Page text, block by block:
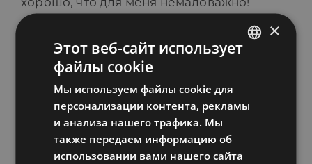
ВЕЧЕР. После обеда выглянуло даже
солнце и озарило Loodus Bio Spa парк
своим золотым светом.
Сложила вещи, отнесла сумки в машину и
поехала назад к будням.
RUSSIAN
LATVIAN
×
Этот веб-сайт использует
файлы cookie
Мы используем файлы cookie для
персонализации контента, рекламы
и анализа нашего трафика. Мы
также передаем информацию об
использовании вами нашего сайта